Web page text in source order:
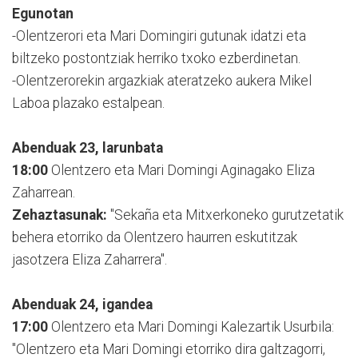
Egunotan
-Olentzerori eta Mari Domingiri gutunak idatzi eta
biltzeko postontziak herriko txoko ezberdinetan.
-Olentzerorekin argazkiak ateratzeko aukera Mikel
Laboa plazako estalpean.
Abenduak 23, larunbata
18:00 Olentzero eta Mari Domingi Aginagako Eliza
Zaharrean.
Zehaztasunak: "Sekaña eta Mitxerkoneko gurutzetatik
behera etorriko da Olentzero haurren eskutitzak
jasotzera Eliza Zaharrera".
Abenduak 24, igandea
17:00 Olentzero eta Mari Domingi Kalezartik Usurbila:
"Olentzero eta Mari Domingi etorriko dira galtzagorri,